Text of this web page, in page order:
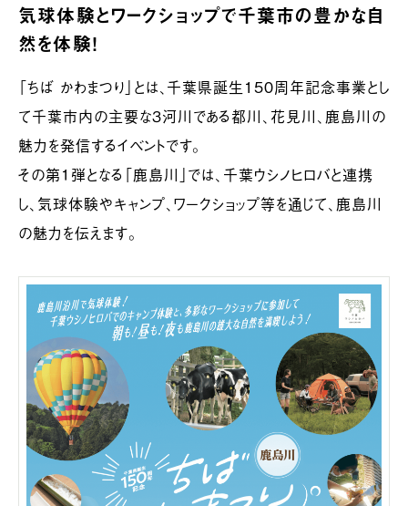
気球体験とワークショップで千葉市の豊かな自
然を体験！
「ちば かわまつり」とは、千葉県誕生150周年記念事業とし
て千葉市内の主要な３河川である都川、花見川、鹿島川の
魅力を発信するイベントです。
その第１弾となる「鹿島川」では、千葉ウシノヒロバと連携
し、気球体験やキャンプ、ワークショップ等を通じて、鹿島川
の魅力を伝えます。